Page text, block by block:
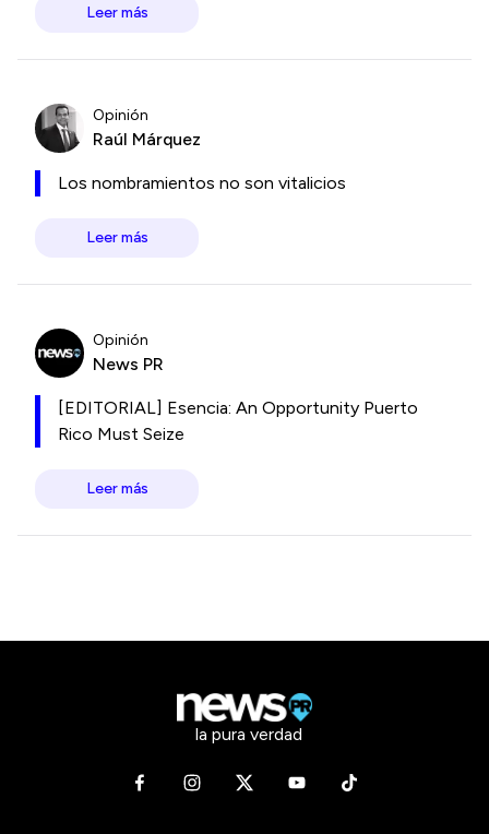
Leer más
Opinión
Raúl Márquez
Los nombramientos no son vitalicios
Leer más
Opinión
News PR
[EDITORIAL] Esencia: An Opportunity Puerto
Rico Must Seize
Leer más
la pura verdad